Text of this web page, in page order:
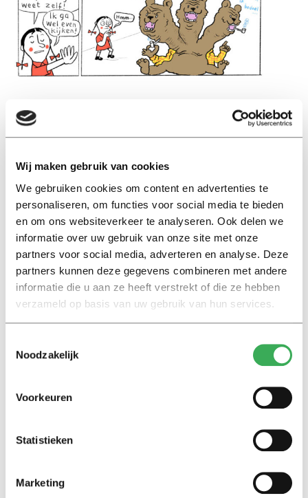
Wij maken gebruik van cookies
We gebruiken cookies om content en advertenties te
personaliseren, om functies voor social media te bieden
en om ons websiteverkeer te analyseren. Ook delen we
informatie over uw gebruik van onze site met onze
partners voor social media, adverteren en analyse. Deze
partners kunnen deze gegevens combineren met andere
informatie die u aan ze heeft verstrekt of die ze hebben
verzameld op basis van uw gebruik van hun services.
Noodzakelijk
Voorkeuren
Statistieken
Marketing
Lees ook
Marion Koopmans over online
bedreigingen en desinformatie:
‘Wetenschappers, kom die
ivoren toren uit’
Hunger Game: ‘Ik schrok, we
studenten de tentamenperiode